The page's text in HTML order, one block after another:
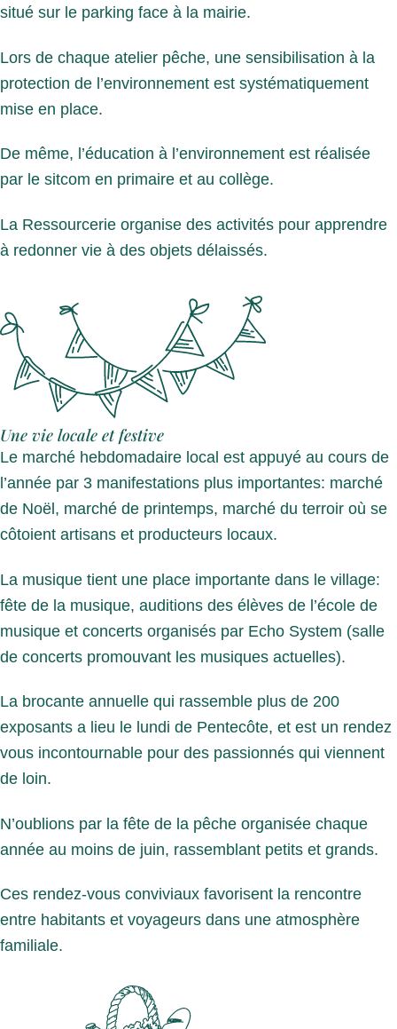
situé sur le parking face à la mairie.
Lors de chaque atelier pêche, une sensibilisation à la
protection de l’environnement est systématiquement
mise en place.
De même, l’éducation à l’environnement est réalisée
par le sitcom en primaire et au collège.
La Ressourcerie organise des activités pour apprendre
à redonner vie à des objets délaissés.
Une vie locale et festive
Le marché hebdomadaire local est appuyé au cours de
l’année par 3 manifestations plus importantes: marché
de Noël, marché de printemps, marché du terroir où se
côtoient artisans et producteurs locaux.
La musique tient une place importante dans le village:
fête de la musique, auditions des élèves de l’école de
musique et concerts organisés par Echo System (salle
de concerts promouvant les musiques actuelles).
La brocante annuelle qui rassemble plus de 200
exposants a lieu le lundi de Pentecôte, et est un rendez
vous incontournable pour des passionnés qui viennent
de loin.
N’oublions par la fête de la pêche organisée chaque
année au moins de juin, rassemblant petits et grands.
Ces rendez-vous conviviaux favorisent la rencontre
entre habitants et voyageurs dans une atmosphère
familiale.